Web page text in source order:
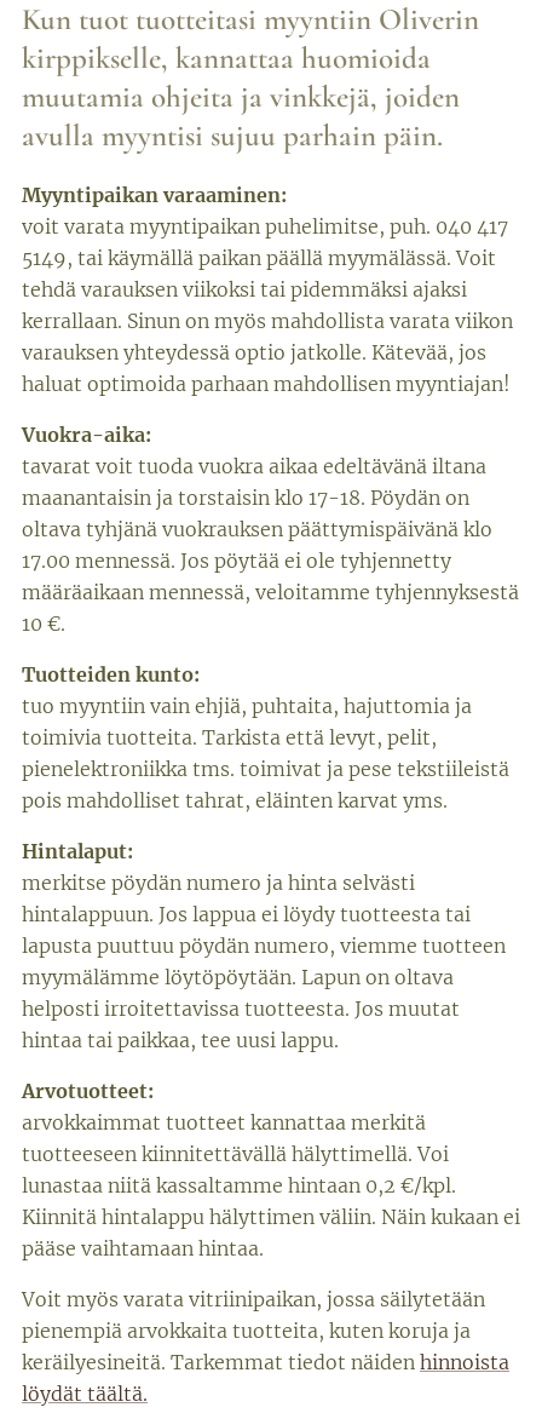
Kun tuot tuotteitasi myyntiin Oliverin
kirppikselle, kannattaa huomioida
muutamia ohjeita ja vinkkejä, joiden
avulla myyntisi sujuu parhain päin.
Myyntipaikan varaaminen:
voit varata myyntipaikan puhelimitse, puh. 040 417
5149, tai käymällä paikan päällä myymälässä. Voit
tehdä varauksen viikoksi tai pidemmäksi ajaksi
kerrallaan. Sinun on myös mahdollista varata viikon
varauksen yhteydessä optio jatkolle. Kätevää, jos
haluat optimoida parhaan mahdollisen myyntiajan!
Vuokra-aika:
tavarat voit tuoda vuokra aikaa edeltävänä iltana
maanantaisin ja torstaisin klo 17-18. Pöydän on
oltava tyhjänä vuokrauksen päättymispäivänä klo
17.00 mennessä. Jos pöytää ei ole tyhjennetty
määräaikaan mennessä, veloitamme tyhjennyksestä
10 €.
Tuotteiden kunto:
tuo myyntiin vain ehjiä, puhtaita, hajuttomia ja
toimivia tuotteita. Tarkista että levyt, pelit,
pienelektroniikka tms. toimivat ja pese tekstiileistä
pois mahdolliset tahrat, eläinten karvat yms.
Hintalaput:
merkitse pöydän numero ja hinta selvästi
hintalappuun. Jos lappua ei löydy tuotteesta tai
lapusta puuttuu pöydän numero, viemme tuotteen
myymälämme löytöpöytään. Lapun on oltava
helposti irroitettavissa tuotteesta. Jos muutat
hintaa tai paikkaa, tee uusi lappu.
Arvotuotteet:
arvokkaimmat tuotteet kannattaa merkitä
tuotteeseen kiinnitettävällä hälyttimellä. Voi
lunastaa niitä kassaltamme hintaan 0,2 €/kpl.
Kiinnitä hintalappu hälyttimen väliin. Näin kukaan ei
pääse vaihtamaan hintaa.
Voit myös varata vitriinipaikan, jossa säilytetään
pienempiä arvokkaita tuotteita, kuten koruja ja
keräilyesineitä. Tarkemmat tiedot näiden hinnoista
löydät täältä.